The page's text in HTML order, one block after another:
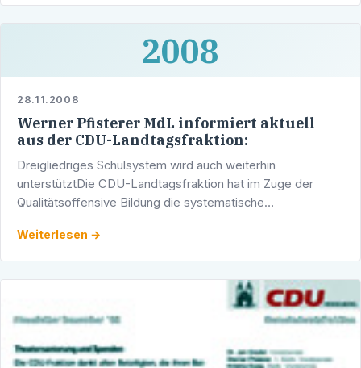
2008
28.11.2008
Werner Pfisterer MdL informiert aktuell
aus der CDU-Landtagsfraktion:
Dreigliedriges Schulsystem wird auch weiterhin
unterstütztDie CDU-Landtagsfraktion hat im Zuge der
Qualitätsoffensive Bildung die systematische
auf den Weg gebracht. …
Weiterlesen →